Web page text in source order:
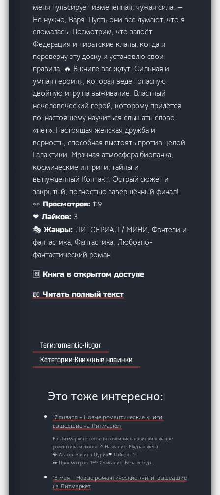
меня пульсирует изменённая, чужая сила. —
Не нужно, Варя. Пусть они все думают, что я
сломалась. Посмотрим, что запоёт
Федерация и пиратские кланы, когда я
переверну эту доску и установлю свои
правила. 🔥 В книге вас ждут: Сильная и
умная героиня, которая ведёт опасную
двойную игру на выживание. Властный
нечеловеческий герой, которому придётся
по-настоящему научиться слышать слово
«нет». Настоящая женская дружба и
верность, способная выстоять против целой
Галактики. Мрачная атмосфера биопанка,
космические интриги, тайны и
вынужденный Контакт. Острый сюжет и
закрытый, полностью завершённый финал!
👀 Просмотров:119
❤ Лайков:3
🎭 Жанры: ЛИТСЕРИАЛ / МИНИ, Фэнтези и
фантастика, Фантастика, Любовно-
фантастический роман
🆓 Книга в открытом доступе
📖 Читать полный текст
romantic-litgor
Книжные новинки
Это тоже интересно:
17 января – Новые романтические книги,
вышедшие на Литмаркет
На Литмаркете сегодня появились новинки в жанре
романтика и люовь ⭐ Название: Мудрая жена.
💎 Автор: Зарина Цурик❤ Лайков: 5
👀 Просмотров: 13✏ Описание: Вера всегда…
18 мая – Новые романтические книги, вышедшие
на Литмаркет